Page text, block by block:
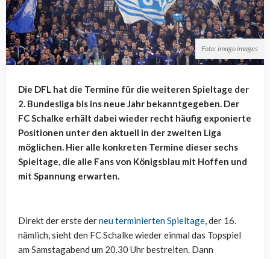
Foto: imago images
Die DFL hat die Termine für die weiteren Spieltage der
2. Bundesliga bis ins neue Jahr bekanntgegeben. Der
FC Schalke erhält dabei wieder recht häufig exponierte
Positionen unter den aktuell in der zweiten Liga
möglichen. Hier alle konkreten Termine dieser sechs
Spieltage, die alle Fans von Königsblau mit Hoffen und
mit Spannung erwarten.
Direkt der erste derneu terminierten Spieltage , der 16.
nämlich, sieht den FC Schalke wieder einmal das Topspiel
am Samstagabend um 20.30 Uhr bestreiten. Dann